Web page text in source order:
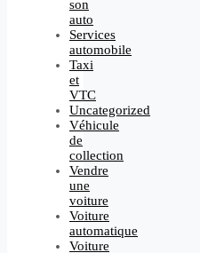
son
auto
Services
automobile
Taxi
et
VTC
Uncategorized
Véhicule
de
collection
Vendre
une
voiture
Voiture
automatique
Voiture